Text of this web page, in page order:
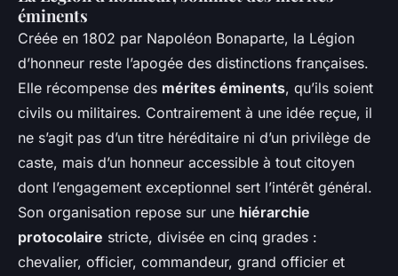
éminents
Créée en 1802 par Napoléon Bonaparte, la Légion
d’honneur reste l’apogée des distinctions françaises.
Elle récompense des mérites éminents, qu’ils soient
civils ou militaires. Contrairement à une idée reçue, il
ne s’agit pas d’un titre héréditaire ni d’un privilège de
caste, mais d’un honneur accessible à tout citoyen
dont l’engagement exceptionnel sert l’intérêt général.
Son organisation repose sur une hiérarchie
protocolaire stricte, divisée en cinq grades :
chevalier, officier, commandeur, grand officier et